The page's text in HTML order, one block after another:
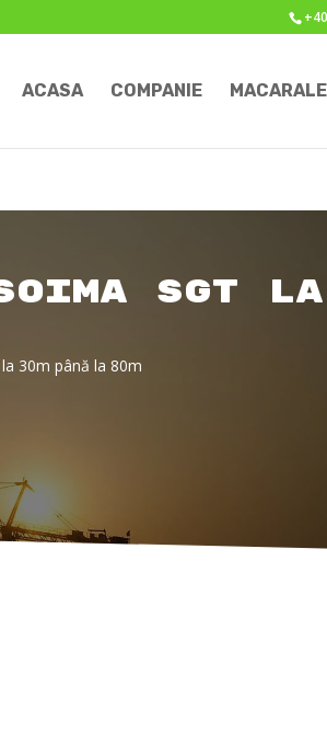
ACASA COMPANIE MACARALE
SGT
30m până la 80m